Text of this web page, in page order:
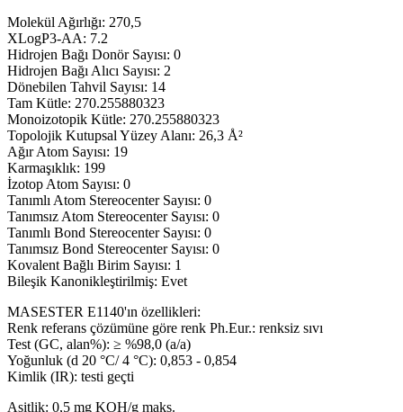
Molekül Ağırlığı: 270,5
XLogP3-AA: 7.2
Hidrojen Bağı Donör Sayısı: 0
Hidrojen Bağı Alıcı Sayısı: 2
Dönebilen Tahvil Sayısı: 14
Tam Kütle: 270.255880323
Monoizotopik Kütle: 270.255880323
Topolojik Kutupsal Yüzey Alanı: 26,3 Å²
Ağır Atom Sayısı: 19
Karmaşıklık: 199
İzotop Atom Sayısı: 0
Tanımlı Atom Stereocenter Sayısı: 0
Tanımsız Atom Stereocenter Sayısı: 0
Tanımlı Bond Stereocenter Sayısı: 0
Tanımsız Bond Stereocenter Sayısı: 0
Kovalent Bağlı Birim Sayısı: 1
Bileşik Kanonikleştirilmiş: Evet
MASESTER E1140'ın özellikleri:
Renk referans çözümüne göre renk Ph.Eur.: renksiz sıvı
Test (GC, alan%): ≥ %98,0 (a/a)
Yoğunluk (d 20 °C/ 4 °C): 0,853 - 0,854
Kimlik (IR): testi geçti
Asitlik: 0,5 mg KOH/g maks.